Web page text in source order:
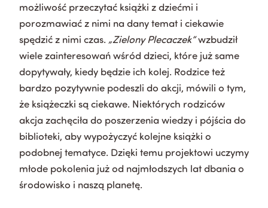
możliwość przeczytać książki z dziećmi i
porozmawiać z nimi na dany temat i ciekawie
spędzić z nimi czas. „Zielony Plecaczek”wzbudził
wiele zainteresowań wśród dzieci, które już same
dopytywały, kiedy będzie ich kolej. Rodzice też
bardzo pozytywnie podeszli do akcji, mówili o tym,
że książeczki są ciekawe. Niektórych rodziców
akcja zachęciła do poszerzenia wiedzy i pójścia do
biblioteki, aby wypożyczyć kolejne książki o
podobnej tematyce. Dzięki temu projektowi uczymy
młode pokolenia już od najmłodszych lat dbania o
środowisko i naszą planetę.